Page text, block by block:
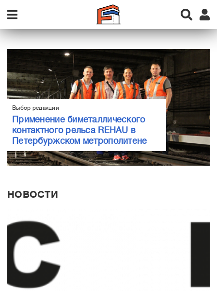
Выбор редакции
Применение биметаллического
контактного рельса REHAU в
Петербуржском метрополитене
НОВОСТИ